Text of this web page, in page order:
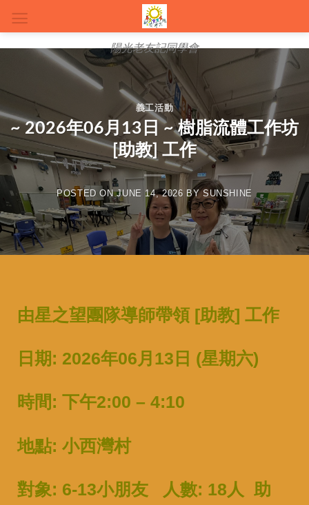
陽光老友記同學會
義工活動
~ 2026年06月13日 ~ 樹脂流體工作坊
[助教] 工作
POSTED ONJUNE 14, 2026 BYSUNSHINE
由星之望團隊導師帶領 [助教] 工作
日期: 2026年06月13日 (星期六)
時間: 下午2:00 – 4:10
地點: 小西灣村
對象: 6-13小朋友 人數: 18人 助